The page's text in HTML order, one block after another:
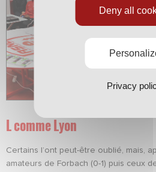
L comme Lyon
Certains l’ont peut-être oublié, mais,
amateurs de Forbach (0-1) puis ceux
Deny all
Privacy